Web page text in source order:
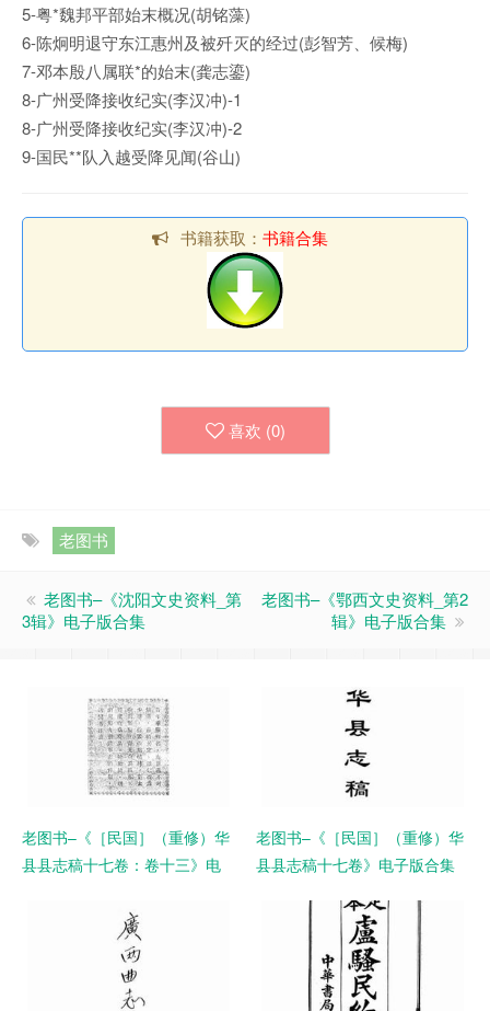
5-粤*魏邦平部始末概况(胡铭藻)
6-陈炯明退守东江惠州及被歼灭的经过(彭智芳、候梅)
7-邓本殷八属联*的始末(龚志鎏)
8-广州受降接收纪实(李汉冲)-1
8-广州受降接收纪实(李汉冲)-2
9-国民**队入越受降见闻(谷山)
书籍获取： 书籍合集
喜欢 (0)
老图书
老图书–《沈阳文史资料_第
3辑》电子版合集
老图书–《鄂西文史资料_第2
辑》电子版合集
老图书–《［民国］（重修）华
县县志稿十七卷：卷十三》电
老图书–《［民国］（重修）华
县县志稿十七卷》电子版合集